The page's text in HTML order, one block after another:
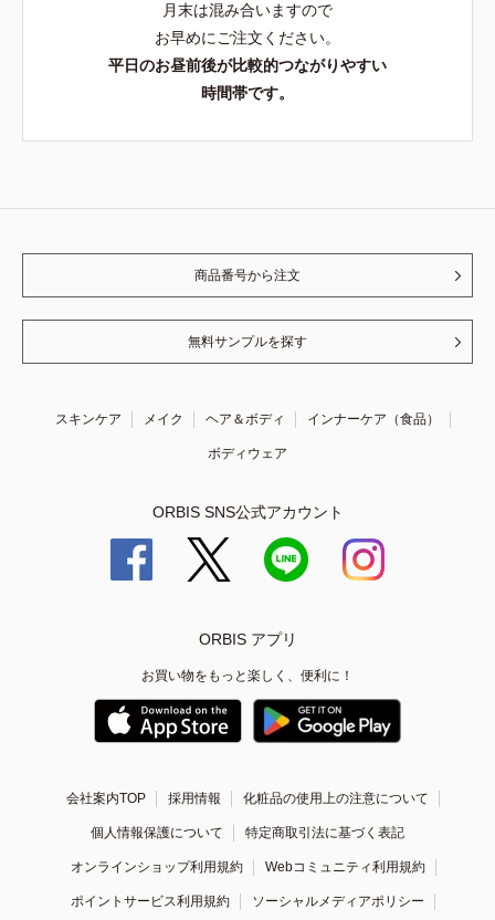
月末は混み合いますので
お早めにご注文ください。
平日のお昼前後が比較的つながりやすい
時間帯です。
商品番号から注文
無料サンプルを探す
スキンケア メイク ヘア＆ボディ インナーケア（食品）
ボディウェア
ORBIS SNS公式アカウント
ORBIS アプリ
お買い物をもっと楽しく、便利に！
会社案内TOP 採用情報 化粧品の使用上の注意について
個人情報保護について 特定商取引法に基づく表記
オンラインショップ利用規約 Webコミュニティ利用規約
ポイントサービス利用規約 ソーシャルメディアポリシー